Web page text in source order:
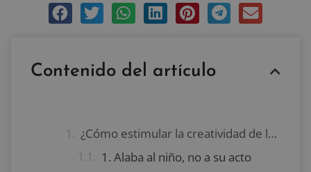
Contenido del artículo
¿Cómo estimular la creatividad de los niños?
1. Alaba al niño, no a su acto